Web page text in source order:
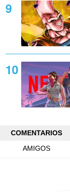
COMENTARIOS
AMIGOS